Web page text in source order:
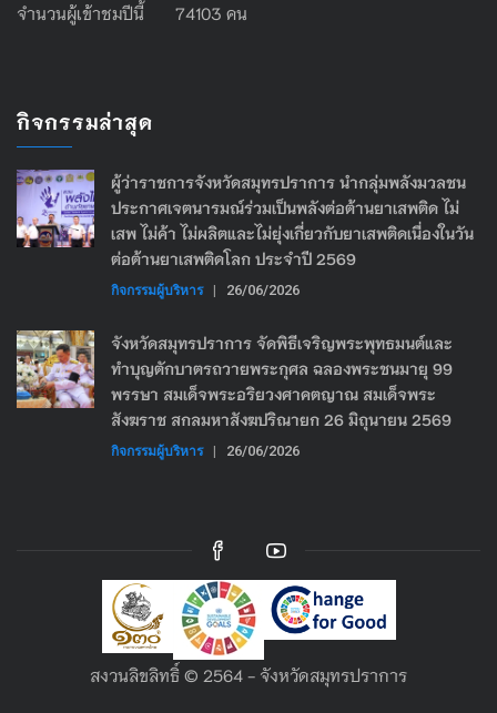
จำนวนผู้เข้าชมปีนี้ 74103 คน
กิจกรรมล่าสุด
ผู้ว่าราชการจังหวัดสมุทรปราการ นำกลุ่มพลังมวลชน
ประกาศเจตนารมณ์ร่วมเป็นพลังต่อต้านยาเสพติด ไม่
เสพ ไม่ค้า ไม่ผลิตและไม่ยุ่งเกี่ยวกับยาเสพติดเนื่องในวัน
ต่อต้านยาเสพติดโลก ประจำปี 2569
กิจกรรมผู้บริหาร | 26/06/2026
จังหวัดสมุทรปราการ จัดพิธีเจริญพระพุทธมนต์และ
ทำบุญตักบาตรถวายพระกุศล ฉลองพระชนมายุ 99
พรรษา สมเด็จพระอริยวงศาคตญาณ สมเด็จพระ
สังฆราช สกลมหาสังฆปริณายก 26 มิถุนายน 2569
กิจกรรมผู้บริหาร | 26/06/2026
สงวนลิขลิทธิ์ © 2564 - จังหวัดสมุทรปราการ